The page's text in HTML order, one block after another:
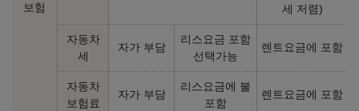
보험
세 저렴)
자동차
세
자가 부담
리스요금 포함
선택가능
렌트요금에 포함
자동차
보험료
자가 부담
리스요금에 불
포함
렌트요금에 포함
2026년형 가솔린 2.9 (개소세 30% 인하, 소화기 비치)